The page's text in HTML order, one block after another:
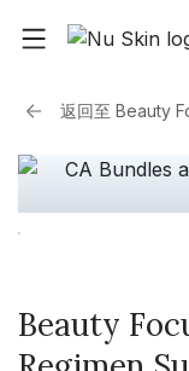
返回至 Beauty
Beauty